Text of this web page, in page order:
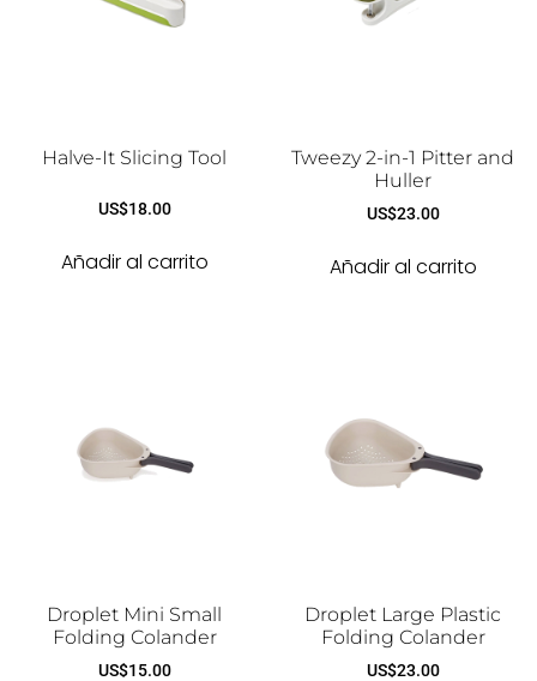
Halve-It Slicing Tool
US$18.00
Añadir al carrito
Tweezy 2-in-1 Pitter and
Huller
US$23.00
Añadir al carrito
Droplet Mini Small
Folding Colander
US$15.00
Droplet Large Plastic
Folding Colander
US$23.00